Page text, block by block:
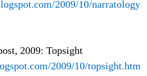
2009/10/narratology-
2009: Topsight
2009/10/topsight.html